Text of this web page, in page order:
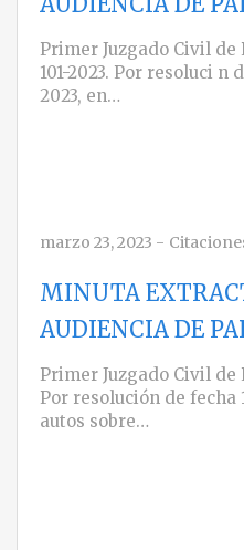
Primer Juzgado Civil de
101-2023. Por resoluci n
2023, en…
marzo 23, 2023 -
MINUTA
AUDIENCIA DE
Primer Juzgado Civil de
Por resolución de fecha
autos sobre…